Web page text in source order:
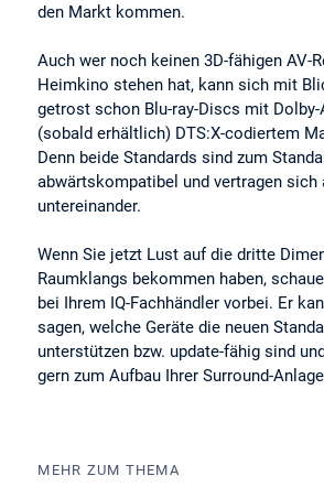
den Markt kommen.
Auch wer noch keinen 3D-fähigen AV-
Heimkino stehen hat, kann sich mit
getrost schon Blu-ray-Discs mit
(sobald erhältlich) DTS:X-codiertem
Denn beide Standards sind zum
abwärtskompatibel und vertragen sich
untereinander.
Wenn Sie jetzt Lust auf die dritte
Raumklangs bekommen haben,
bei Ihrem IQ-Fachhändler vorbei. Er
sagen, welche Geräte die neuen
unterstützen bzw. update-fähig sind
gern zum Aufbau Ihrer Surround-
MEHR ZUM THEMA